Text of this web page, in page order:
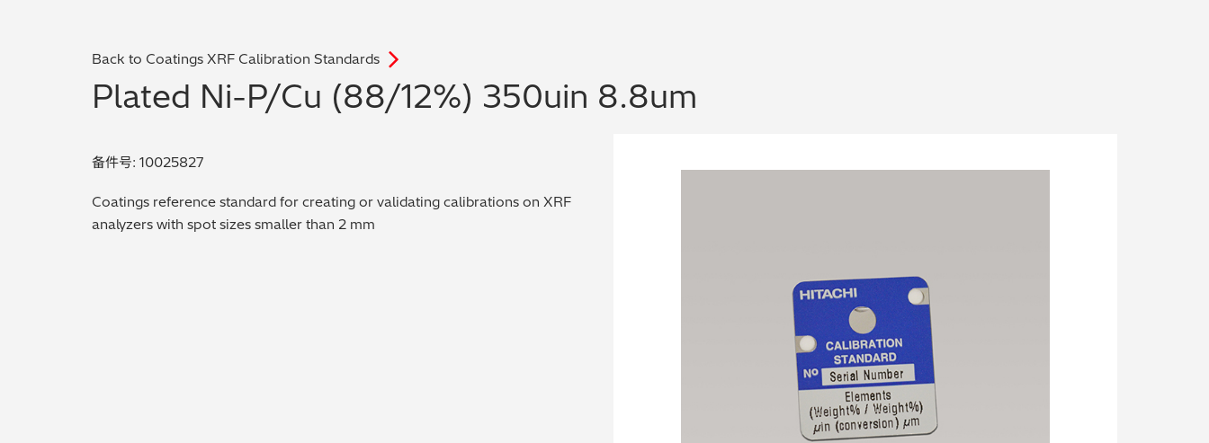
Back to Coatings XRF Calibration Standards
Plated Ni-P/Cu (88/12%) 350uin 8.8um
备件号: 10025827
Coatings reference standard for creating or validating calibrations on XRF
analyzers with spot sizes smaller than 2 mm